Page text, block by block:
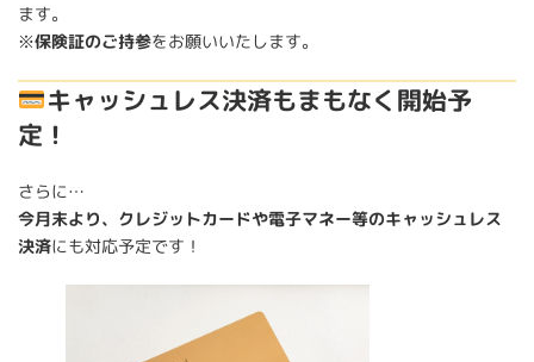
ます。
※保険証のご持参をお願いいたします。
キャッシュレス決済もまもなく開始予
定！
さらに…
今月末より、クレジットカードや電子マネー等のキャッシュレス
決済にも対応予定です！